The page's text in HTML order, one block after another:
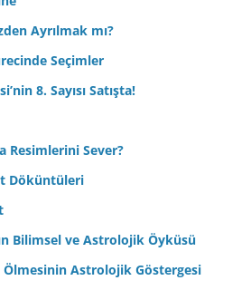
Ayrılmak mı?
Seçimler
8. Sayısı Satışta!
Resimlerini Sever?
Döküntüleri
Bilimsel ve Astrolojik Öyküsü
Ölmesinin Astrolojik Göstergesi